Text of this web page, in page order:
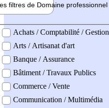
filtres de Domaine professionnel
professionel
Achats / Comptabilité / Gestion
Arts / Artisanat d'art
Banque / Assurance
Bâtiment / Travaux Publics
Commerce / Vente
Communication / Multimédia